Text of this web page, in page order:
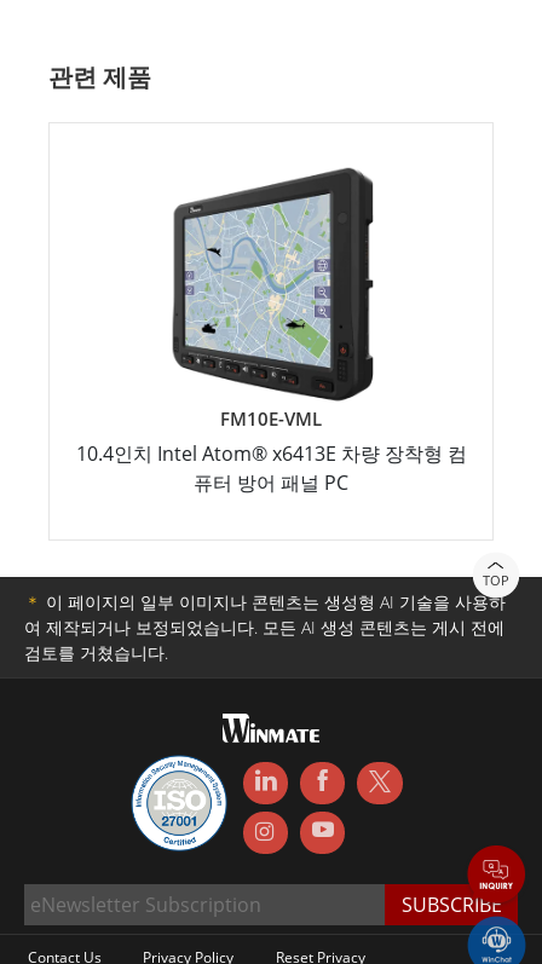
관련 제품
FM10E-VML
10.4인치 Intel Atom® x6413E 차량 장착형 컴
퓨터 방어 패널 PC
TOP
＊ 이 페이지의 일부 이미지나 콘텐츠는 생성형 AI 기술을 사용하
여 제작되거나 보정되었습니다. 모든 AI 생성 콘텐츠는 게시 전에
검토를 거쳤습니다.
Contact Us Privacy Policy Reset Privacy